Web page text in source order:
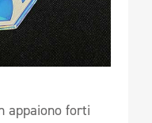
appaiono forti